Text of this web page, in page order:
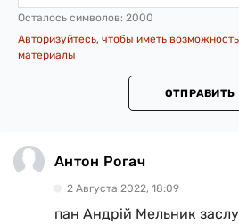
Осталось символов: 2000
Авторизуйтесь, чтобы иметь
материалы
ОТПРАВИТЬ
Антон Рогач
2 Августа 2022, 18:09
пан Андрій Мельник